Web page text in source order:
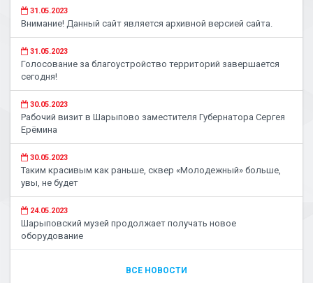
31.05.2023
Внимание! Данный сайт является архивной версией сайта.
31.05.2023
Голосование за благоустройство территорий завершается
сегодня!
30.05.2023
Рабочий визит в Шарыпово заместителя Губернатора Сергея
Ерёмина
30.05.2023
Таким красивым как раньше, сквер «Молодежный» больше,
увы, не будет
24.05.2023
Шарыповский музей продолжает получать новое
оборудование
ВСЕ НОВОСТИ